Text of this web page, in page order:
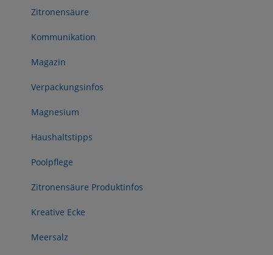
Zitronensäure
Kommunikation
Magazin
Verpackungsinfos
Magnesium
Haushaltstipps
Poolpflege
Zitronensäure Produktinfos
Kreative Ecke
Meersalz